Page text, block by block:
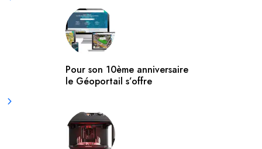
Pour son 10ème anniversaire
le Géoportail s’offre